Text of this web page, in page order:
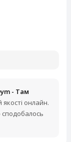
- Там
онлайн.